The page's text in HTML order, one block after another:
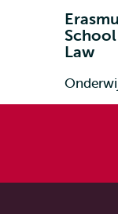
Law
Primair